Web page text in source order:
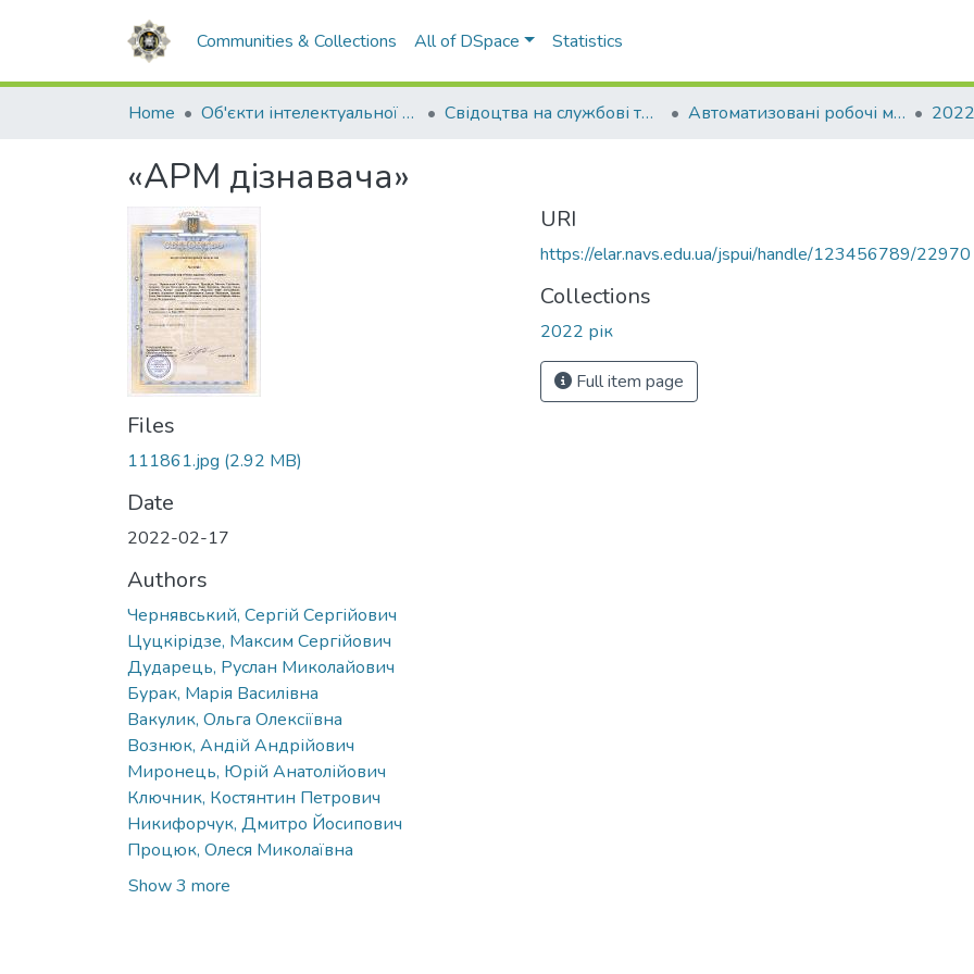
Communities & Collections All of DSpace Statistics
Home Об'єкти інтелектуальної власності Свідоцтва на службові твори Автоматизовані робочі місця фахівців Національної поліції України
«АРМ дізнавача»
Files
111861.jpg (2.92 MB)
Date
2022-02-17
Authors
Чернявський, Сергій Сергійович
Цуцкірідзе, Максим Сергійович
Дударець, Руслан Миколайович
Бурак, Марія Василівна
Вакулик, Ольга Олексіївна
Вознюк, Андій Андрійович
Миронець, Юрій Анатолійович
Ключник, Костянтин Петрович
Никифорчук, Дмитро Йосипович
Процюк, Олеся Миколаївна
Show 3 more
URI
https://elar.navs.edu.ua/jspui/handle/123456789/22970
Collections
2022 рік
Full item page